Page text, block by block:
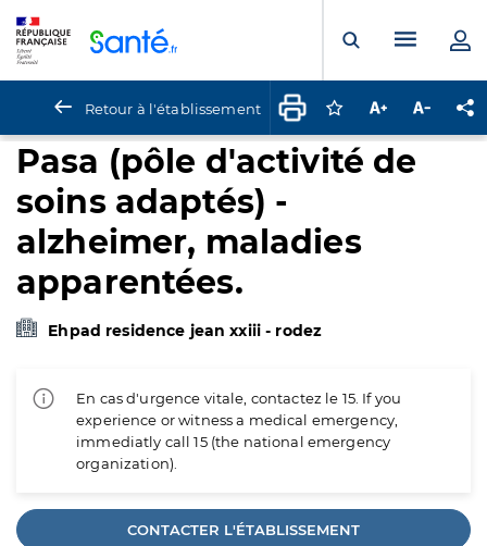
Ouvrir laMenu
Retour à l'établissement Connectez-vous
Augmenter la
Pasa (pôle d'activité de
soins adaptés) -
alzheimer, maladies
apparentées.
Ehpad residence jean xxiii - rodez
En cas d'urgence vitale, contactez le 15. If you
experience or witness a medical emergency,
immediatly call 15 (the national emergency
organization).
CONTACTER L'ÉTABLISSEMENT